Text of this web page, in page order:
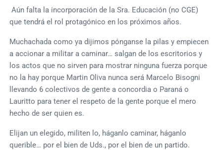
Aún falta la incorporación de la Sra. Educación (no CGE)
que tendrá el rol protagónico en los próximos años.
Muchachada como ya dijimos pónganse la pilas y empiecen
a accionar a militar a caminar… salgan de los escritorios y
los actos que no sirven para mostrar ninguna fuerza porque
no la hay porque Martin Oliva nunca será Marcelo Bisogni
llevando 6 colectivos de gente a concordia o Paraná o
Lauritto para tener el respeto de la gente porque el mero
hecho de ser quien es.
Elijan un elegido, militen lo, háganlo caminar, háganlo
querible… por el bien de Uds., por el bien de un partido.